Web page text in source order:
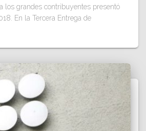
los grandes contribuyentes presentó
En la Tercera Entrega de